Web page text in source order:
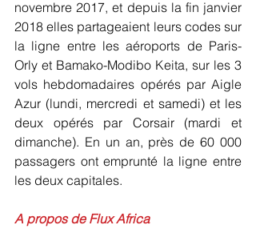
novembre 2017, et depuis la fin janvier
2018 elles partageaient leurs codes sur
la ligne entre les aéroports de Paris-
Orly et Bamako-Modibo Keita, sur les 3
vols hebdomadaires opérés par Aigle
Azur (lundi, mercredi et samedi) et les
deux opérés par Corsair (mardi et
dimanche). En un an, près de 60 000
passagers ont emprunté la ligne entre
les deux capitales.
A propos de Flux Africa